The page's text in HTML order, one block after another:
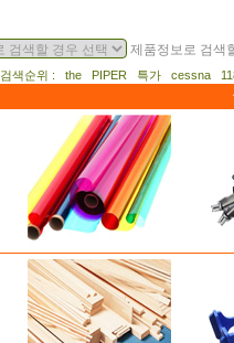
제품정보로 검색
검색순위 : the PIPER 특가 cessna